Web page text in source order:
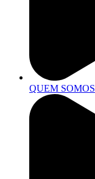
QUEM SOMOS